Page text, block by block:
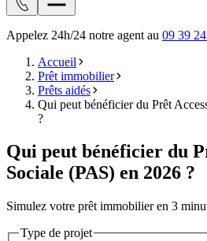
Appelez 24h/24 notre agent au 09 39
Accueil
Prêt immobilier
Prêts aidés
Qui peut bénéficier du Prêt
?
Qui peut bénéficier du
Sociale (PAS) en 2026 ?
Simulez votre prêt immobilier en 3
Type de projet